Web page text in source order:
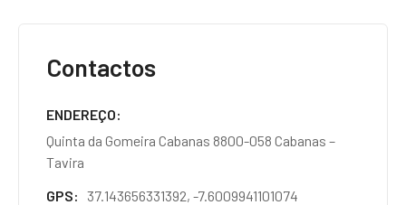
Contactos
ENDEREÇO
Quinta da Gomeira Cabanas 8800-058 Cabanas –
Tavira
GPS
37.143656331392, -7.6009941101074